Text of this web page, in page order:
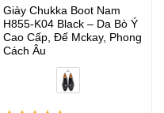
Giày Chukka Boot Nam
H855‑K04 Black – Da Bò Ý
Cao Cấp, Đế Mckay, Phong
Cách Âu